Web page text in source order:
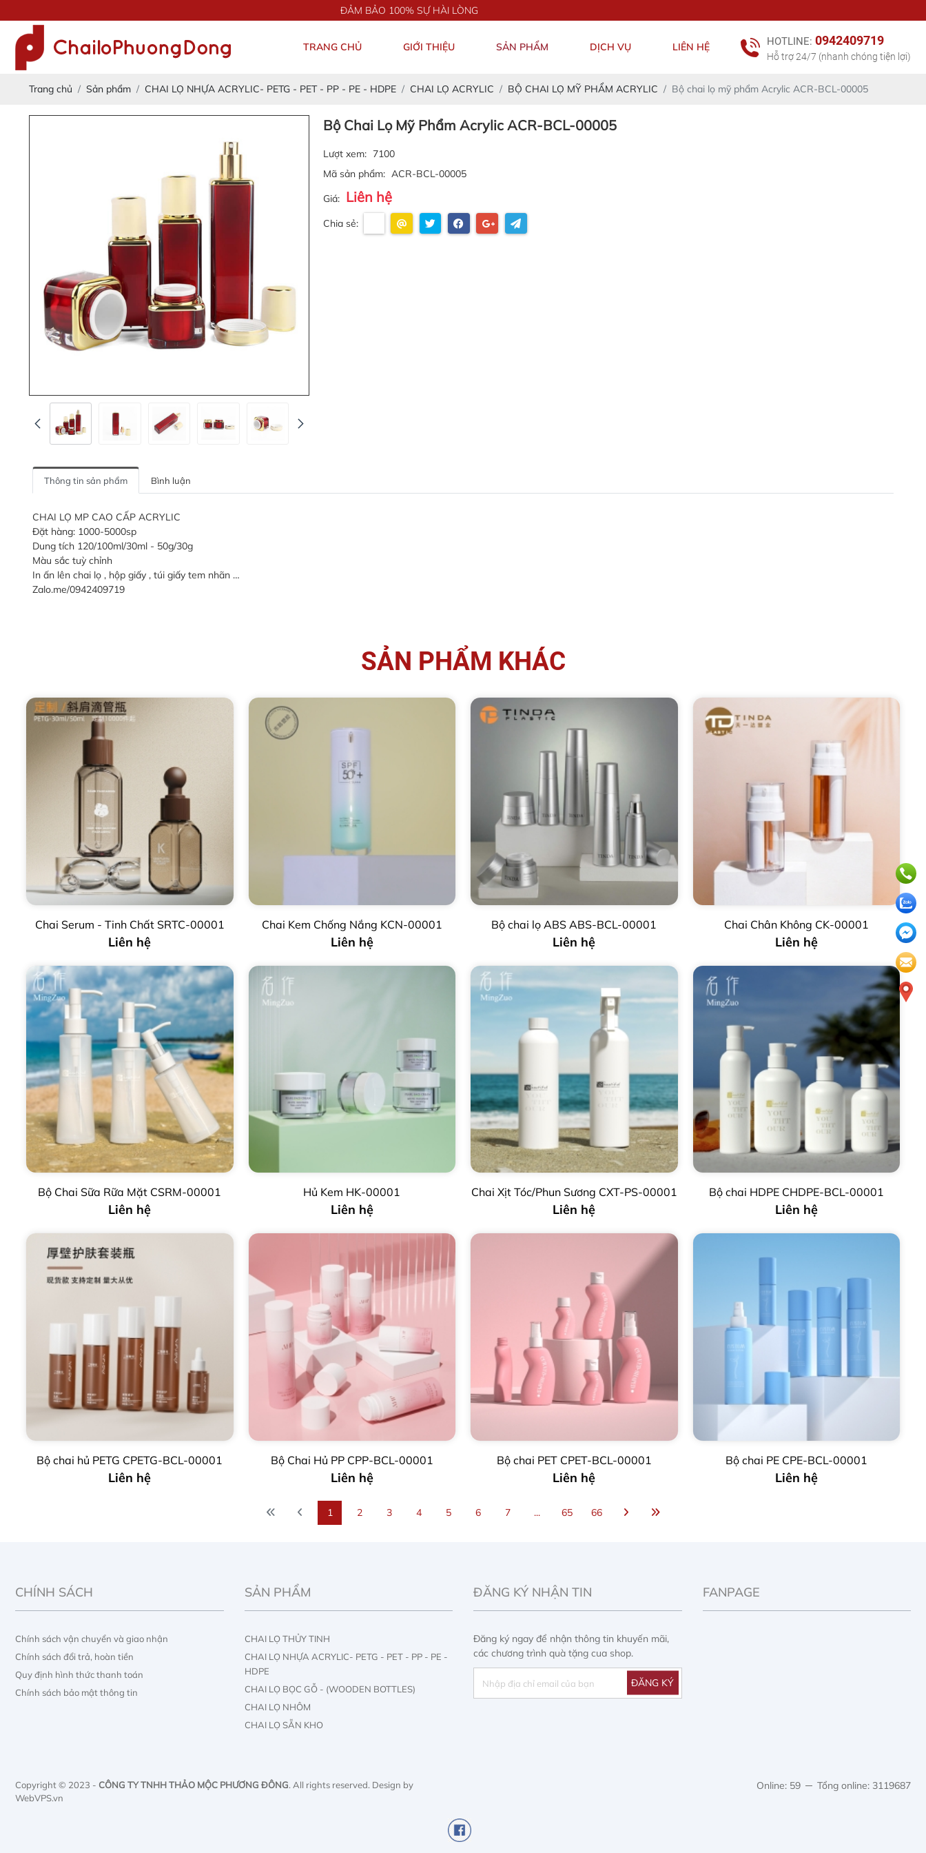
ĐẢM BẢO 100% SỰ HÀI LÒNG
TRANG CHỦ GIỚI THIỆU SẢN PHẨM DỊCH VỤ LIÊN HỆ HOTLINE: 0942409719
Hỗ trợ 24/7 (nhanh chóng tiện lợi)
Trang chủ Sản phẩm CHAI LỌ NHỰA ACRYLIC- PETG - PET - PP - PE - HDPE CHAI LỌ ACRYLIC BỘ CHAI LỌ MỸ PHẨM ACRYLIC Bộ chai lọ mỹ phẩm Acrylic ACR-BCL-00005
Bộ Chai Lọ Mỹ Phẩm Acrylic ACR-BCL-00005
Lượt xem: 7100
Mã sản phẩm: ACR-BCL-00005
Giá: Liên hệ
Chia sẻ:
Thông tin sản phẩm Bình luận
CHAI LỌ MP CAO CẤP ACRYLIC
Đặt hàng: 1000-5000sp
Dung tích 120/100ml/30ml - 50g/30g
Màu sắc tuỳ chỉnh
In ấn lên chai lọ , hộp giấy , túi giấy tem nhãn …
Zalo.me/0942409719
SẢN PHẨM KHÁC
Chai Serum - Tinh Chất SRTC-00001
Liên hệ
Chai Kem Chống Nắng KCN-00001
Liên hệ
Bộ chai lọ ABS ABS-BCL-00001
Liên hệ
Chai Chân Không CK-00001
Liên hệ
Bộ Chai Sữa Rữa Mặt CSRM-00001
Liên hệ
Hủ Kem HK-00001
Liên hệ
Chai Xịt Tóc/Phun Sương CXT-PS-00001
Liên hệ
Bộ chai HDPE CHDPE-BCL-00001
Liên hệ
Bộ chai hủ PETG CPETG-BCL-00001
Liên hệ
Bộ Chai Hủ PP CPP-BCL-00001
Liên hệ
Bộ chai PET CPET-BCL-00001
Liên hệ
Bộ chai PE CPE-BCL-00001
Liên hệ
1 2 3 4 5 6 7 ... 65 66
CHÍNH SÁCH
Chính sách vận chuyển và giao nhận
Chính sách đổi trả, hoàn tiền
Quy định hình thức thanh toán
Chính sách bảo mật thông tin
SẢN PHẨM
CHAI LỌ THỦY TINH
CHAI LỌ NHỰA ACRYLIC- PETG - PET - PP - PE -
HDPE
CHAI LỌ BỌC GỖ - (WOODEN BOTTLES)
CHAI LỌ NHÔM
CHAI LỌ SẴN KHO
IN ẤN HỘP GIẤY
ĐĂNG KÝ NHẬN TIN
Đăng ký ngay để nhận thông tin khuyến mãi,
các chương trình quà tặng cua shop.
FANPAGE
Copyright © 2023 - CÔNG TY TNHH THẢO MỘC PHƯƠNG ĐÔNG. All rights reserved. Design by
WebVPS.vn
Online: 59 Tổng online: 3119687